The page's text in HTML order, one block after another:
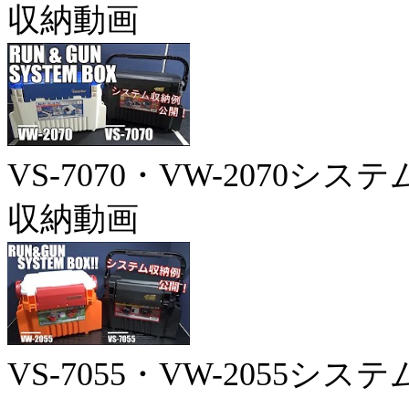
収納動画
VS-7070・VW-2070システ
収納動画
VS-7055・VW-2055システ